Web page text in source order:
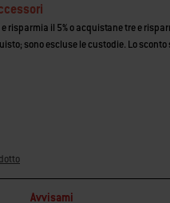
risparmia il 5% o acquistane tre e
sono escluse le custodie. Lo
Avvisami